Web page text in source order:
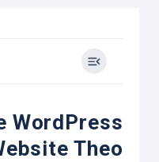
WordPress
Theo